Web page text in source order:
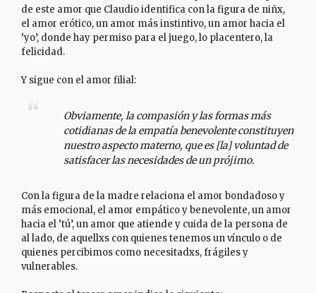
de este amor que Claudio identifica con la figura de niñx,
el amor erótico, un amor más instintivo, un amor hacia el
‘yo’, donde hay permiso para el juego, lo placentero, la
felicidad.
Y sigue con el amor filial:
Obviamente, la compasión y las formas más
cotidianas de la empatía benevolente constituyen
nuestro aspecto materno, que es [la] voluntad de
satisfacer las necesidades de un prójimo.
Con la figura de la madre relaciona el amor bondadoso y
más emocional, el amor empático y benevolente, un amor
hacia el ‘tú’, un amor que atiende y cuida de la persona de
al lado, de aquellxs con quienes tenemos un vínculo o de
quienes percibimos como necesitadxs, frágiles y
vulnerables.